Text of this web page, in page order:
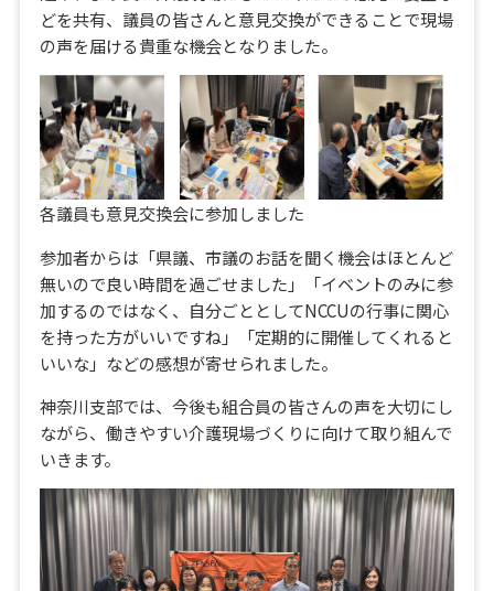
どを共有、議員の皆さんと意見交換ができることで現場
の声を届ける貴重な機会となりました。
各議員も意見交換会に参加しました
参加者からは「県議、市議のお話を聞く機会はほとんど
無いので良い時間を過ごせました」「イベントのみに参
加するのではなく、自分ごととしてNCCUの行事に関心
を持った方がいいですね」「定期的に開催してくれると
いいな」などの感想が寄せられました。
神奈川支部では、今後も組合員の皆さんの声を大切にし
ながら、働きやすい介護現場づくりに向けて取り組んで
いきます。